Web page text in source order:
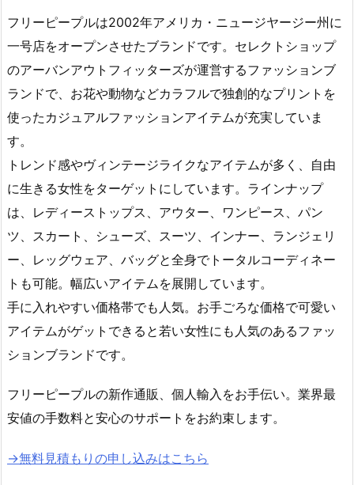
フリーピープルは2002年アメリカ・ニュージヤージー州に
一号店をオープンさせたブランドです。セレクトショップ
のアーバンアウトフィッターズが運営するファッションブ
ランドで、お花や動物などカラフルで独創的なプリントを
使ったカジュアルファッションアイテムが充実していま
す。
トレンド感やヴィンテージライクなアイテムが多く、自由
に生きる女性をターゲットにしています。ラインナップ
は、レディーストップス、アウター、ワンピース、パン
ツ、スカート、シューズ、スーツ、インナー、ランジェリ
ー、レッグウェア、バッグと全身でトータルコーディネー
トも可能。幅広いアイテムを展開しています。
手に入れやすい価格帯でも人気。お手ごろな価格で可愛い
アイテムがゲットできると若い女性にも人気のあるファッ
ションブランドです。
フリーピープルの新作通販、個人輸入をお手伝い。業界最
安値の手数料と安心のサポートをお約束します。
→無料見積もりの申し込みはこちら